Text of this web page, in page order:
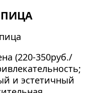
(220-350руб./
и эстетичный